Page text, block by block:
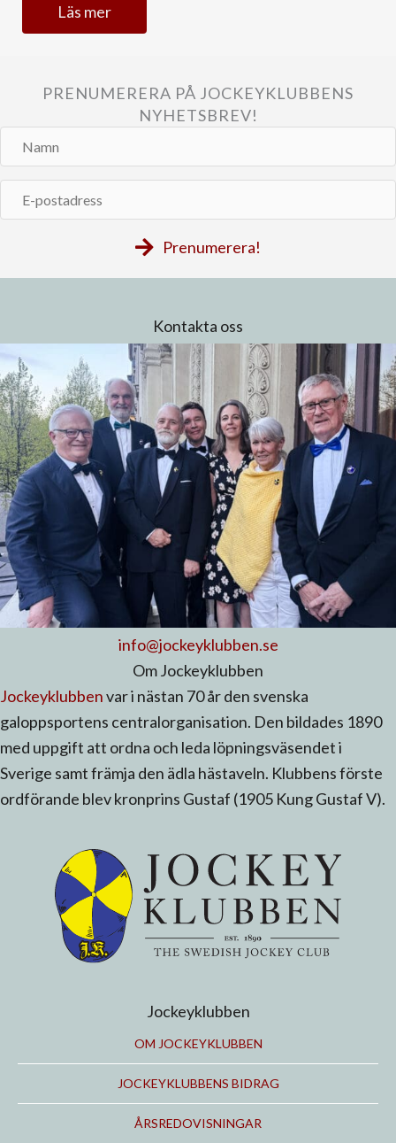
Läs mer
PRENUMERERA PÅ JOCKEYKLUBBENS
NYHETSBREV!
Namn
postadress
Prenumerera!
Kontakta oss
info@jockeyklubben.se
Om Jockeyklubben
Jockeyklubbenvar i nästan 70 år den svenska
galoppsportens centralorganisation. Den bildades 1890
med uppgift att ordna och leda löpningsväsendet i
Sverige samt främja den ädla hästaveln. Klubbens förste
ordförande blev kronprins Gustaf (1905 Kung Gustaf V).
Jockeyklubben
OM JOCKEYKLUBBEN
JOCKEYKLUBBENS BIDRAG
ÅRSREDOVISNINGAR